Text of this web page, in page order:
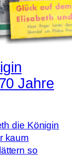
Jahre
die Königin
kaum
so